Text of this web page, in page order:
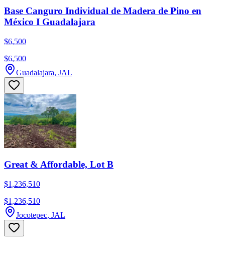
Base Canguro Individual de Madera de Pino en
México I Guadalajara
$6,500
$6,500
Guadalajara, JAL
Great & Affordable, Lot B
$1,236,510
$1,236,510
Jocotepec, JAL